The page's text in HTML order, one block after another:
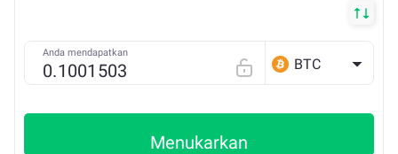
Anda mendapatkan
BTC
Menukarkan